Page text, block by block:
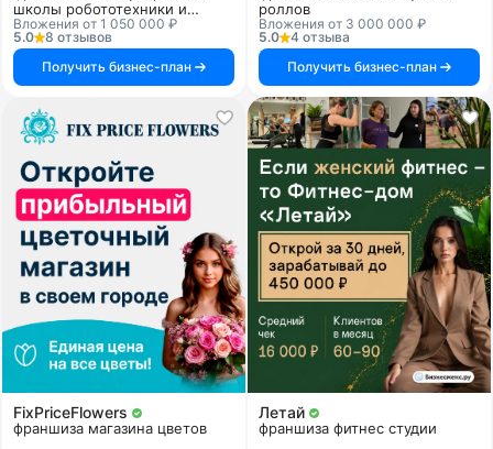
школы робототехники и
программирования
Вложения от 1 050 000 ₽
5.0
8 отзывов
Получить бизнес-план
роллов
Вложения от 3 000 000 ₽
5.0
4 отзыва
Получить бизнес-план
FixPriceFlowers
франшиза магазина цветов
Летай
франшиза фитнес студии